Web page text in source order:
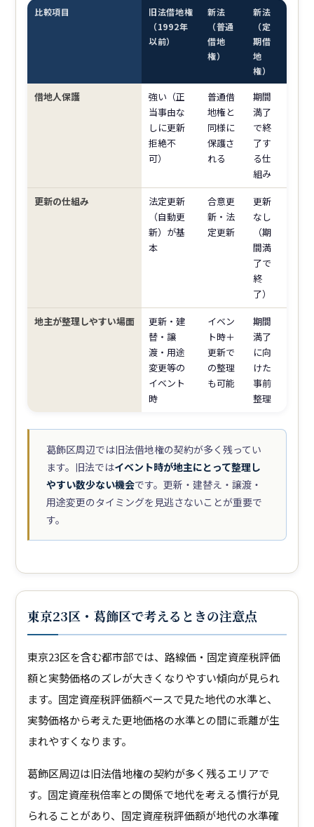
比較項目
旧法借地権
（1992年
以前）
新法
（普通
借地
権）
新法
（定
期借
地
権）
借地人保護
強い（正
当事由な
しに更新
拒絶不
可）
普通借
地権と
同様に
保護さ
れる
期間
満了
で終
了す
る仕
組み
更新の仕組み
法定更新
（自動更
新）が基
本
合意更
新・法
定更新
更新
なし
（期
間満
了で
終
了）
地主が整理しやすい場面
更新・建
替・譲
渡・用途
変更等の
イベント
時
イベン
ト時＋
更新で
の整理
も可能
期間
満了
に向
けた
事前
整理
葛飾区周辺では旧法借地権の契約が多く残ってい
ます。旧法ではイベント時が地主にとって整理し
やすい数少ない機会です。更新・建替え・譲渡・
用途変更のタイミングを見逃さないことが重要で
す。
東京23区・葛飾区で考えるときの注意点
東京23区を含む都市部では、路線価・固定資産税評価
額と実勢価格のズレが大きくなりやすい傾向が見られ
ます。固定資産税評価額ベースで見た地代の水準と、
実勢価格から考えた更地価格の水準との間に乖離が生
まれやすくなります。
葛飾区周辺は旧法借地権の契約が多く残るエリアで
す。固定資産税倍率との関係で地代を考える慣行が見
られることがあり、固定資産税評価額が地代の水準確